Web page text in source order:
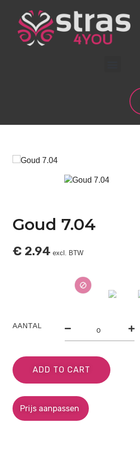
Goud 7.04
€ 2.94 excl. BTW
AANTAL
ADD TO CART
Prijs aanpassen